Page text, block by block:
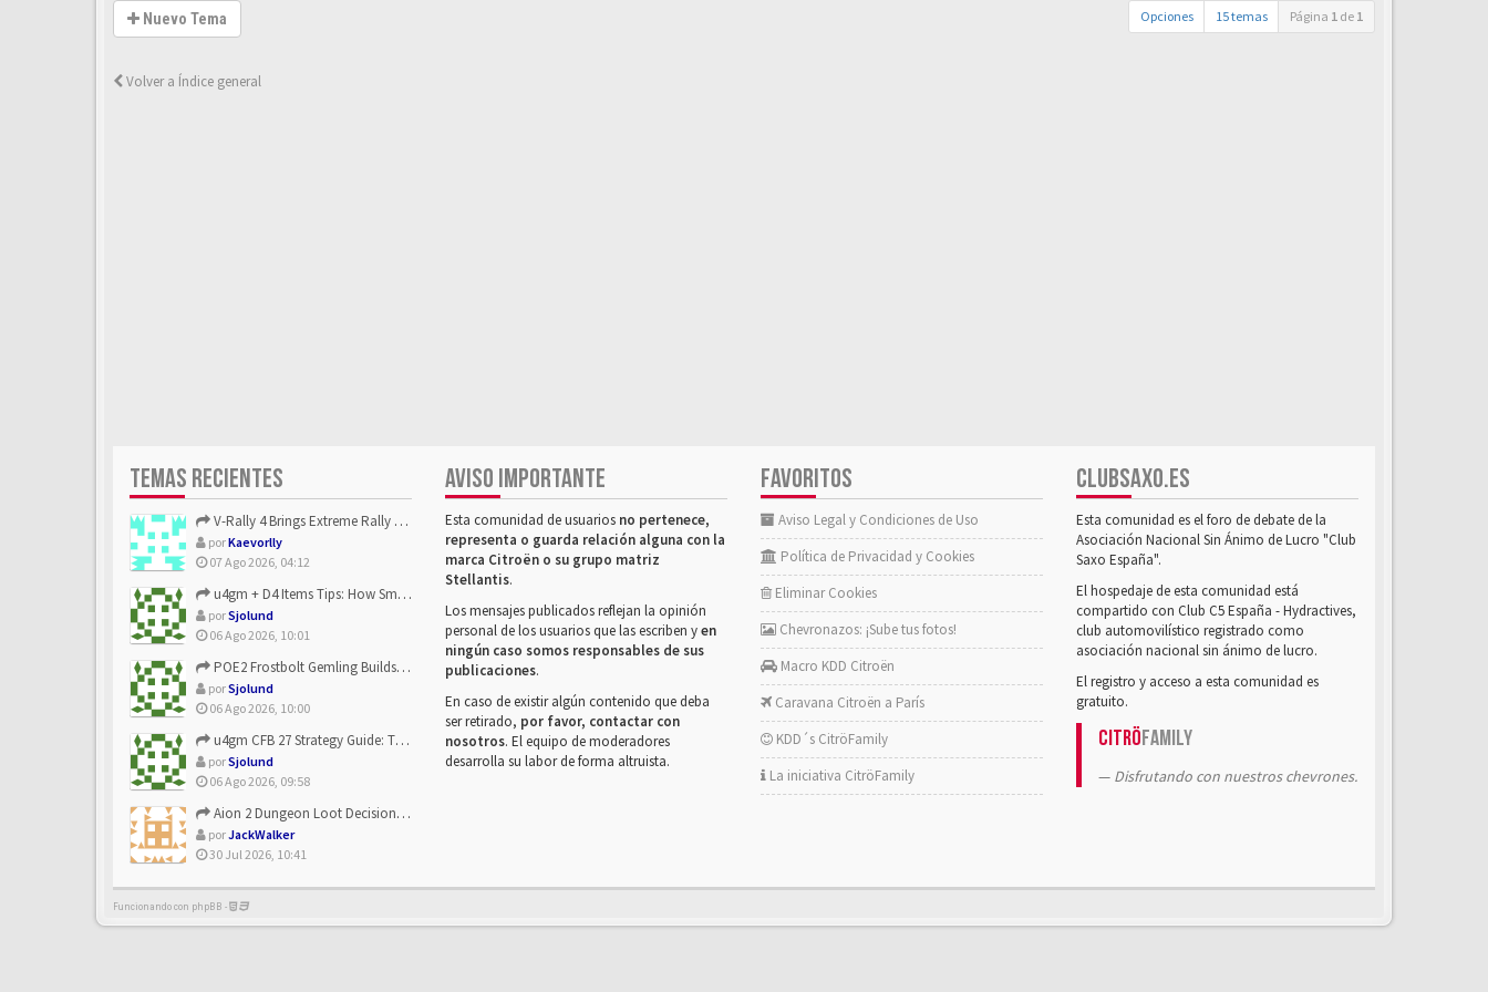
Nuevo Tema Opciones 15 temas Página 1 de 1
Volver a Índice general
TEMAS RECIENTES
V-Rally 4 Brings Extreme Rally Racing With Challenging Track...
porKaevorlly
07 Ago 2026, 04:12
u4gm + D4 Items Tips: How Smart Players Optimize Gear, Build...
porSjolund
06 Ago 2026, 10:01
POE2 Frostbolt Gemling Builds Get Stronger With u4gm’s Ice C...
porSjolund
06 Ago 2026, 10:00
u4gm CFB 27 Strategy Guide: The Toxic Offensive Scheme Your ...
porSjolund
06 Ago 2026, 09:58
Aion 2 Dungeon Loot Decisions: Smarter Runs With U4N
porJackWalker
30 Jul 2026, 10:41
AVISO IMPORTANTE
Esta comunidad de usuarios no pertenece,
representa o guarda relación alguna con la
marca Citroën o su grupo matriz
Stellantis.
Los mensajes publicados reflejan la opinión
personal de los usuarios que las escriben yen
ningún caso somos responsables de sus
publicaciones.
En caso de existir algún contenido que deba
ser retirado, por favor, contactar con
nosotros. El equipo de moderadores
desarrolla su labor de forma altruista.
FAVORITOS
Aviso Legal y Condiciones de Uso
Política de Privacidad y Cookies
Eliminar Cookies
Chevronazos: ¡Sube tus fotos!
Macro KDD Citroën
Caravana Citroën a París
KDD´s CitröFamily
La iniciativa CitröFamily
CLUBSAXO.ES
Esta comunidad es el foro de debate de la
Asociación Nacional Sin Ánimo de Lucro "Club
Saxo España".
El hospedaje de esta comunidad está
compartido con Club C5 España - Hydractives,
club automovilístico registrado como
asociación nacional sin ánimo de lucro.
El registro y acceso a esta comunidad es
gratuito.
CitröFamily
Disfrutando con nuestros chevrones.
Funcionando con phpBB -